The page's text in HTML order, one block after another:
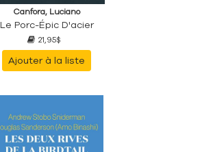
Canfora, Luciano
Le Porc-Épic D'acier
21,95$
Ajouter à la liste